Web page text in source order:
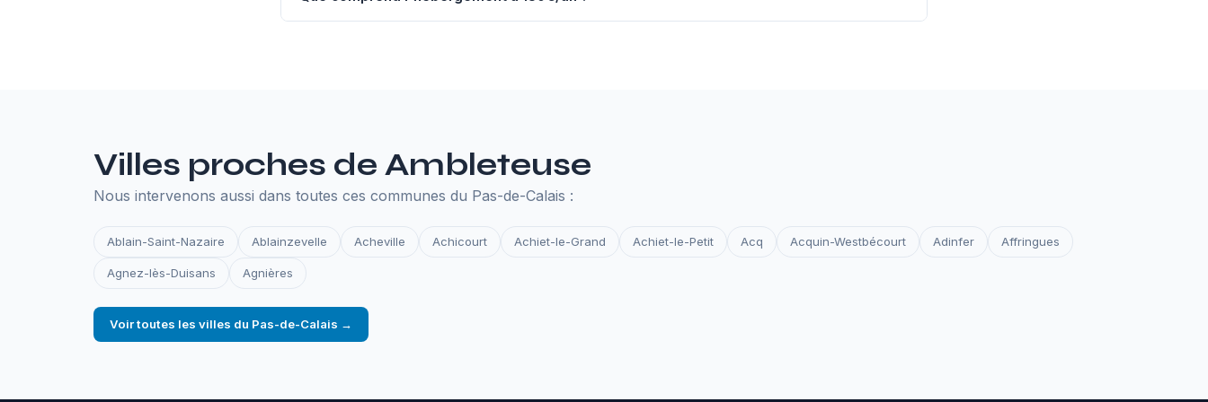
Villes proches de Ambleteuse
Nous intervenons aussi dans toutes ces communes du Pas-de-Calais :
Ablain-Saint-Nazaire Ablainzevelle Acheville Achicourt Achiet-le-Grand Achiet-le-Petit Acq Acquin-Westbécourt Adinfer Affringues
Agnez-lès-Duisans Agnières
Voir toutes les villes du Pas-de-Calais →